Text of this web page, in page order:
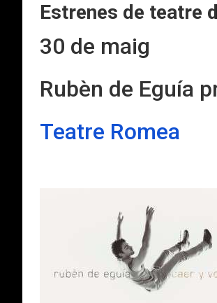
Estrenes de teatre
30 de maig
Rubèn de Eguía
Teatre Romea